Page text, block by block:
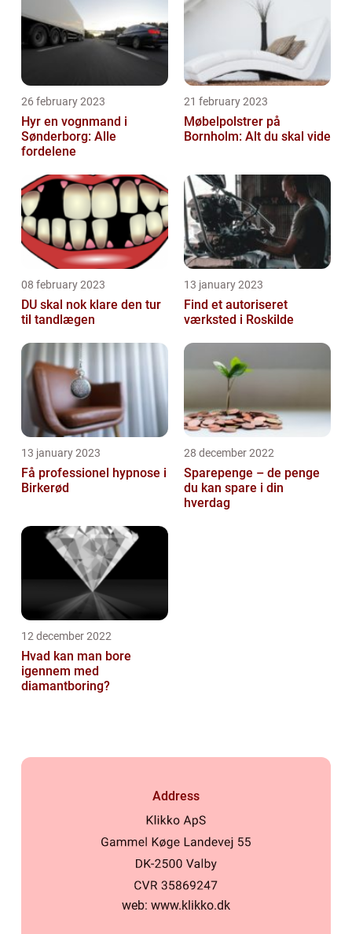
26 february 2023
Hyr en vognmand i
Sønderborg: Alle
fordelene
21 february 2023
Møbelpolstrer på
Bornholm: Alt du skal vide
08 february 2023
DU skal nok klare den tur
til tandlægen
13 january 2023
Find et autoriseret
værksted i Roskilde
13 january 2023
Få professionel hypnose i
Birkerød
28 december 2022
Sparepenge – de penge
du kan spare i din
hverdag
12 december 2022
Hvad kan man bore
igennem med
diamantboring?
Address
web: www.klikko.dk